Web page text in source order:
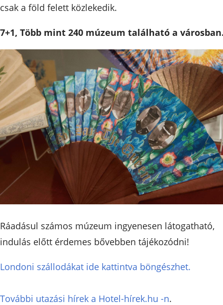
csak a föld felett közlekedik.
7+1, Több mint 240 múzeum található a
Ráadásul számos múzeum ingyenesen látogatható,
indulás előtt érdemes bővebben tájékozódni!
Londoni szállodákat ide kattintva böngészhet.
További utazási hírek a Hotel-hírek.hu -n.